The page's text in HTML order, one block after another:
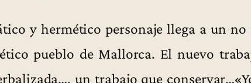
y hermético personaje llega a un no
pueblo de Mallorca. El nuevo
un trabajo que